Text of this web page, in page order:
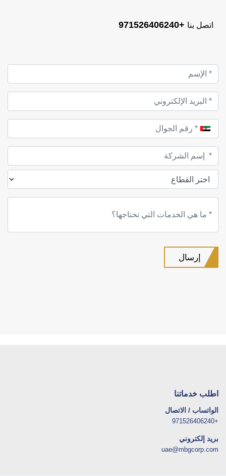
اتصل بنا +971526406240
اطلب خدماتنا
الواتساب / الاتصال
+971526406240
بريد إلكتروني
uae@mbgcorp.com